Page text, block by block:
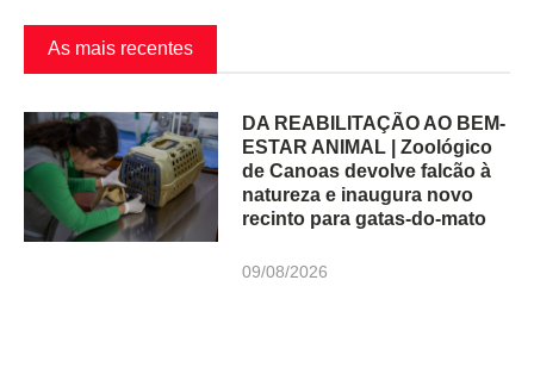
As mais recentes
DA REABILITAÇÃO AO BEM-
ESTAR ANIMAL | Zoológico
de Canoas devolve falcão à
natureza e inaugura novo
recinto para gatas-do-mato
09/08/2026